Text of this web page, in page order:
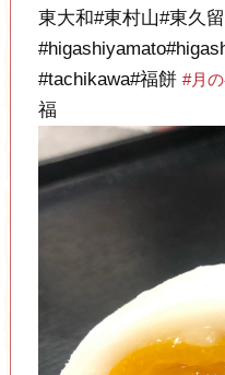
東大和#東村山#東久留
#tachikawa#福餅#月
福